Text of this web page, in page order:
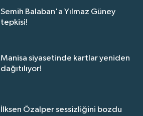
Semih Balaban'a Yılmaz Güney
tepkisi!
Manisa siyasetinde kartlar yeniden
dağıtılıyor!
İlksen Özalper sessizliğini bozdu